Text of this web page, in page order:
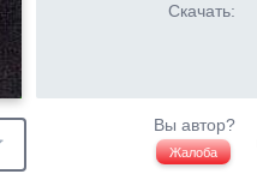
Скачать:
Вы автор?
Жалоба